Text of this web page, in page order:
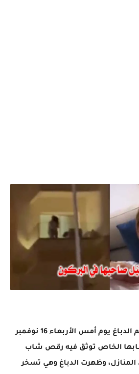
نشرت الكرونيكوز مريم الدباغ يوم أمس الأربعاء 16 نوفمبر
الخاص توثق فيه رقص شاب
وظهرت الدباغ وهي تسخر